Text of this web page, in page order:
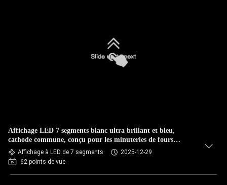
Affichage LED 7 segments blanc ultra brillant et bleu,
cathode commune, conçu pour les minuteries de fours
numériques et les cuisinières à gaz, avec des performances
stables
Affichage à LED de 7 segments
2025-12-29
62 points de vue